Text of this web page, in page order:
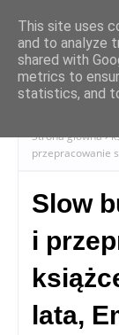
Strona główna
przepracowanie
Slow
i
lata,
This site uses
and to analyze
shared with
metrics to
statistics, and